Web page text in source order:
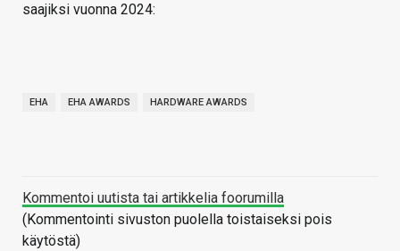
saajiksi vuonna 2024:
EHA EHA AWARDS HARDWARE AWARDS
Kommentoi uutista tai artikkelia foorumilla
(Kommentointi sivuston puolella toistaiseksi pois
käytöstä)